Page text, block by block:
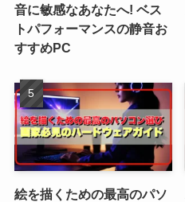
音に敏感なあなたへ! ベス
トパフォーマンスの静音お
すすめPC
絵を描くための最高のパソ